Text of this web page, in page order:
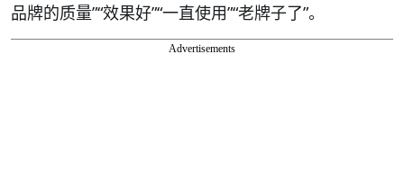
品牌的质量”“效果好”“一直使用”“老牌子了”。
Advertisements